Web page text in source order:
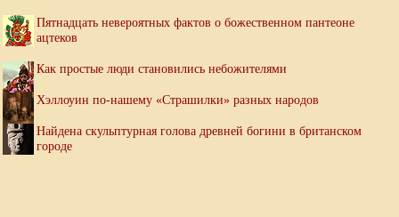
Пятнадцать невероятных фактов о божественном пантеоне
ацтеков
Как простые люди становились небожителями
Хэллоуин по-нашему «Страшилки» разных народов
Найдена скульптурная голова древней богини в британском
городе